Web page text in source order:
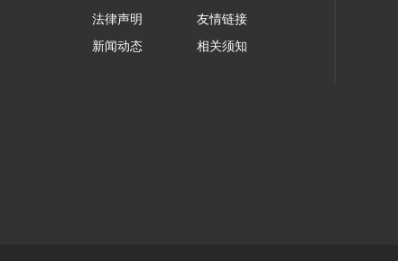
法律声明
新闻动态
友情链接
相关须知